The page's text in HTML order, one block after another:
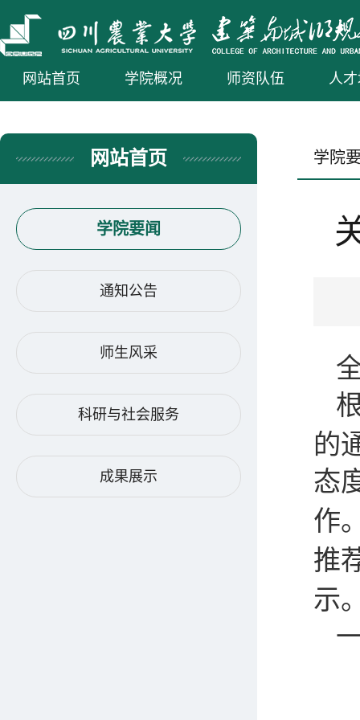
网站首页 学院概况 师资队伍 人
网站首页
学院要闻
通知公告
师生风采
科研与社会服务
成果展示
学院
的
态
作
推
示